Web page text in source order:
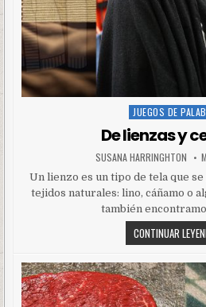
Posted
in
JUEGOS DE
De lienzas y
SUSANA HARRINGHTON
Un lienzo es un tipo de tela que
tejidos naturales: lino, cáñamo o
también
CONTINUAR